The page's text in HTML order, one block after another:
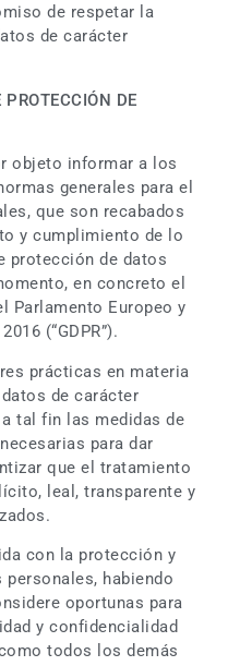
de respetar la
de carácter
DE
objeto informar a los
generales para el
que son recabados
y cumplimiento de lo
protección de datos
en concreto el
Parlamento Europeo y
(“GDPR”).
prácticas en materia
de carácter
tal fin las medidas de
para dar
que el tratamiento
leal, transparente y
con la protección y
habiendo
oportunas para
y confidencialidad
todos los demás